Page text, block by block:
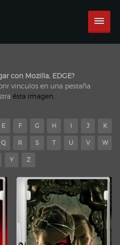
con Mozilla, EDGE?
vinculos en una pestaña
ésta imagen.
E F G H I J K
Q R S T U V W
Y Z